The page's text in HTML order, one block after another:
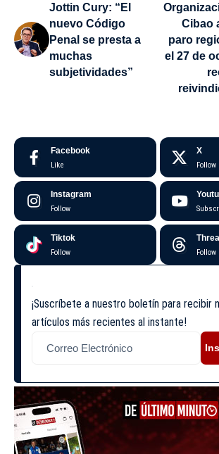
Jottin Cury: “El
nuevo Código
Penal se presta a
muchas
subjetividades”
Cibao
paro
el 27 de
Facebook
Like
X
Follow
Instagram
Follow
Tiktok
Follow Follow
¡Suscríbete a nuestro boletín para recibir
artículos más recientes al instante!